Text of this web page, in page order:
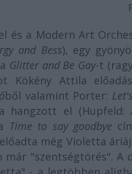
és a Modern Art
and Bess), egy
Glitter and Be Gay-t
Kökény Attila
ből valamint Porter:
hangzott el (Hupfeld:
Time to say goodbye
még Violetta
már "szentségtörés". A